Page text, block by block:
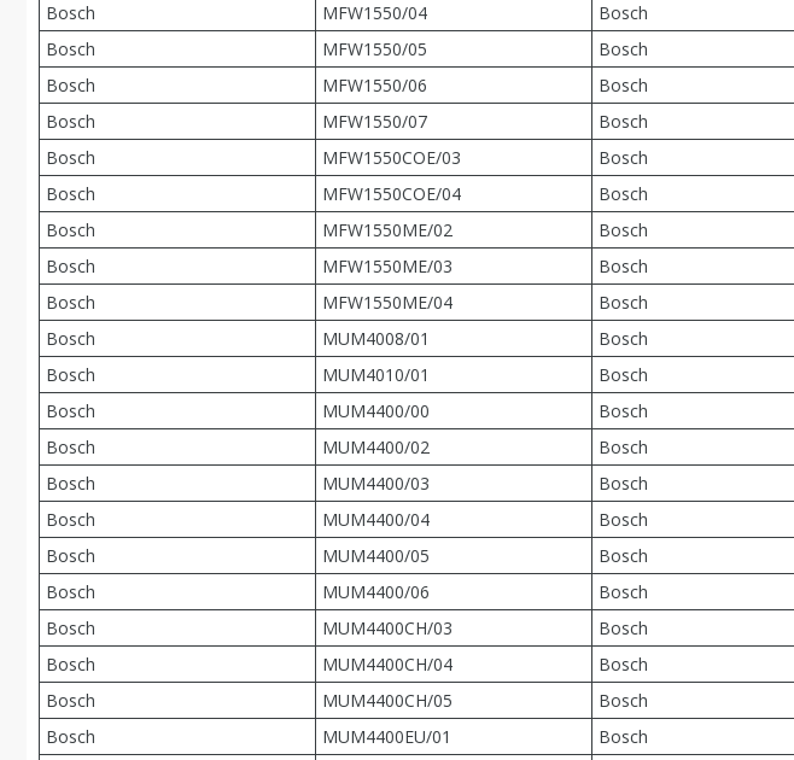
Bosch
MFW1550/04 Bosch
Bosch
MFW1550/05 Bosch
Bosch
MFW1550/06 Bosch
Bosch
MFW1550/07 Bosch
Bosch
MFW1550COE/03 Bosch
Bosch
MFW1550COE/04 Bosch
Bosch
MFW1550ME/02 Bosch
Bosch
MFW1550ME/03 Bosch
Bosch
MFW1550ME/04 Bosch
Bosch
MUM4008/01 Bosch
Bosch
MUM4010/01 Bosch
Bosch
MUM4400/00 Bosch
Bosch
MUM4400/02 Bosch
Bosch
MUM4400/03 Bosch
Bosch
MUM4400/04 Bosch
Bosch
MUM4400/05 Bosch
Bosch
MUM4400/06 Bosch
Bosch
MUM4400CH/03 Bosch
Bosch
MUM4400CH/04 Bosch
Bosch
MUM4400CH/05 Bosch
Bosch
MUM4400EU/01 Bosch